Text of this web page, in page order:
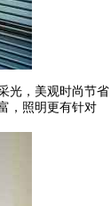
光，美观时尚节省
，照明更有针对